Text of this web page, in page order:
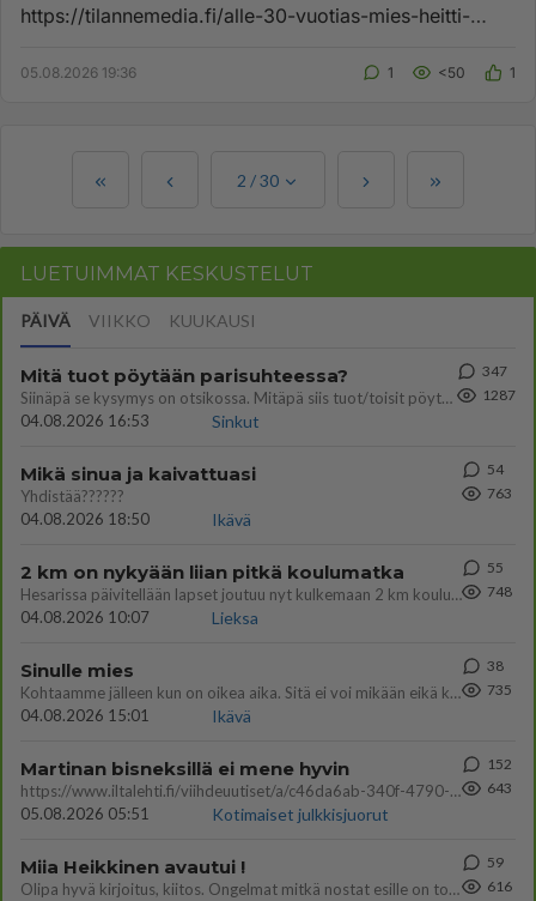
https://tilannemedia.fi/alle-30-vuotias-mies-heitti-
05.08.2026 19:36 1 <50 1
2 /30
LUETUIMMAT KESKUSTELUT
PÄIVÄ VIIKKO KUUKAUSI
Mitä tuot pöytään parisuhteessa?
Siinäpä se kysymys on otsikossa. Mitäpä siis tuot/toisit pöytään parisuhteessa? Oletko mies vai nainen? Koetko sen mitä
04.08.2026 16:53
Sinkut
347
1287
Mikä sinua ja kaivattuasi
Yhdistää??????
04.08.2026 18:50
Ikävä
54
763
2 km on nykyään liian pitkä koulumatka
Hesarissa päivitellään lapset joutuu nyt kulkemaan 2 km kouluun jösses. Ruostefillarilla tuo matka menee vaikka miten äk
04.08.2026 10:07
Lieksa
55
748
Sinulle mies
Kohtaamme jälleen kun on oikea aika. Sitä ei voi mikään eikä kukaan estää <3 <3
04.08.2026 15:01
Ikävä
38
735
Martinan bisneksillä ei mene hyvin
https://www.iltalehti.fi/viihdeuutiset/a/c46da6ab-340f-4790-aaa7-0865eed2336 Yrityksen konkurssihakemus on tullut kärä
05.08.2026 05:51
Kotimaiset julkkisjuorut
152
643
Miia Heikkinen avautui !
Olipa hyvä kirjoitus, kiitos. Ongelmat mitkä nostat esille on todellisia ja tämä ylimielisyys totta ja se näkyy kaikessa
59
616